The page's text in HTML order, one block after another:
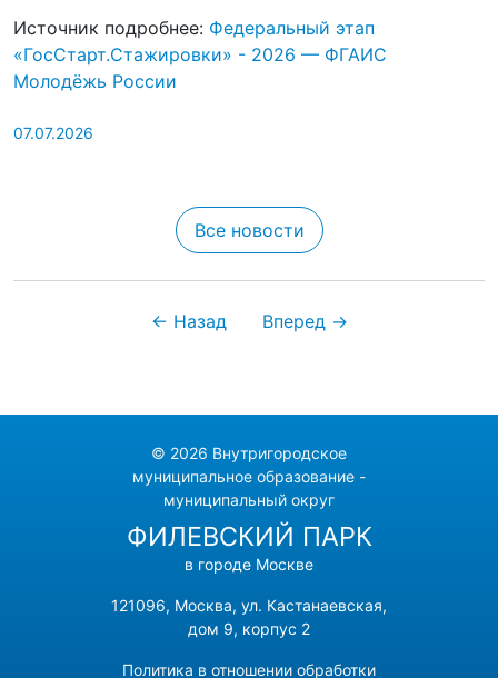
Источник подробнее: Федеральный этап
«ГосСтарт.Стажировки» - 2026 — ФГАИС
Молодёжь России
07.07.2026
Все новости
← Назад Вперед →
© 2026 Внутригородское
муниципальное образование -
муниципальный округ
ФИЛЕВСКИЙ ПАРК
в городе Москве
121096, Москва, ул. Кастанаевская,
дом 9, корпус 2
Политика в отношении обработки